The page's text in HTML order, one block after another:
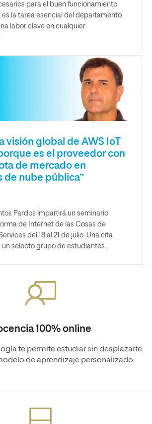
para el buen funcionamiento
es la tarea esencial del departamento
labor clave en cualquier
visión global de AWS IoT
es el proveedor con
de mercado en
de nube pública”
Pardos impartirá un seminario
de Internet de las Cosas de
del 18 al 21 de julio. Una cita
selecto grupo de estudiantes.
100% online
te permite estudiar sin desplazarte
de aprendizaje personalizado